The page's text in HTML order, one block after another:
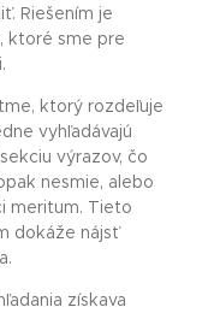
Riešením je
ktoré sme pre
ktorý rozdeľuje
vyhľadávajú
výrazov, čo
nesmie, alebo
meritum. Tieto
dokáže nájsť
získava